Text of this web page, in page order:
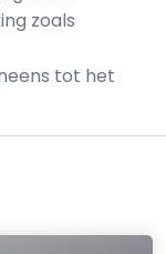
zoals
tot het